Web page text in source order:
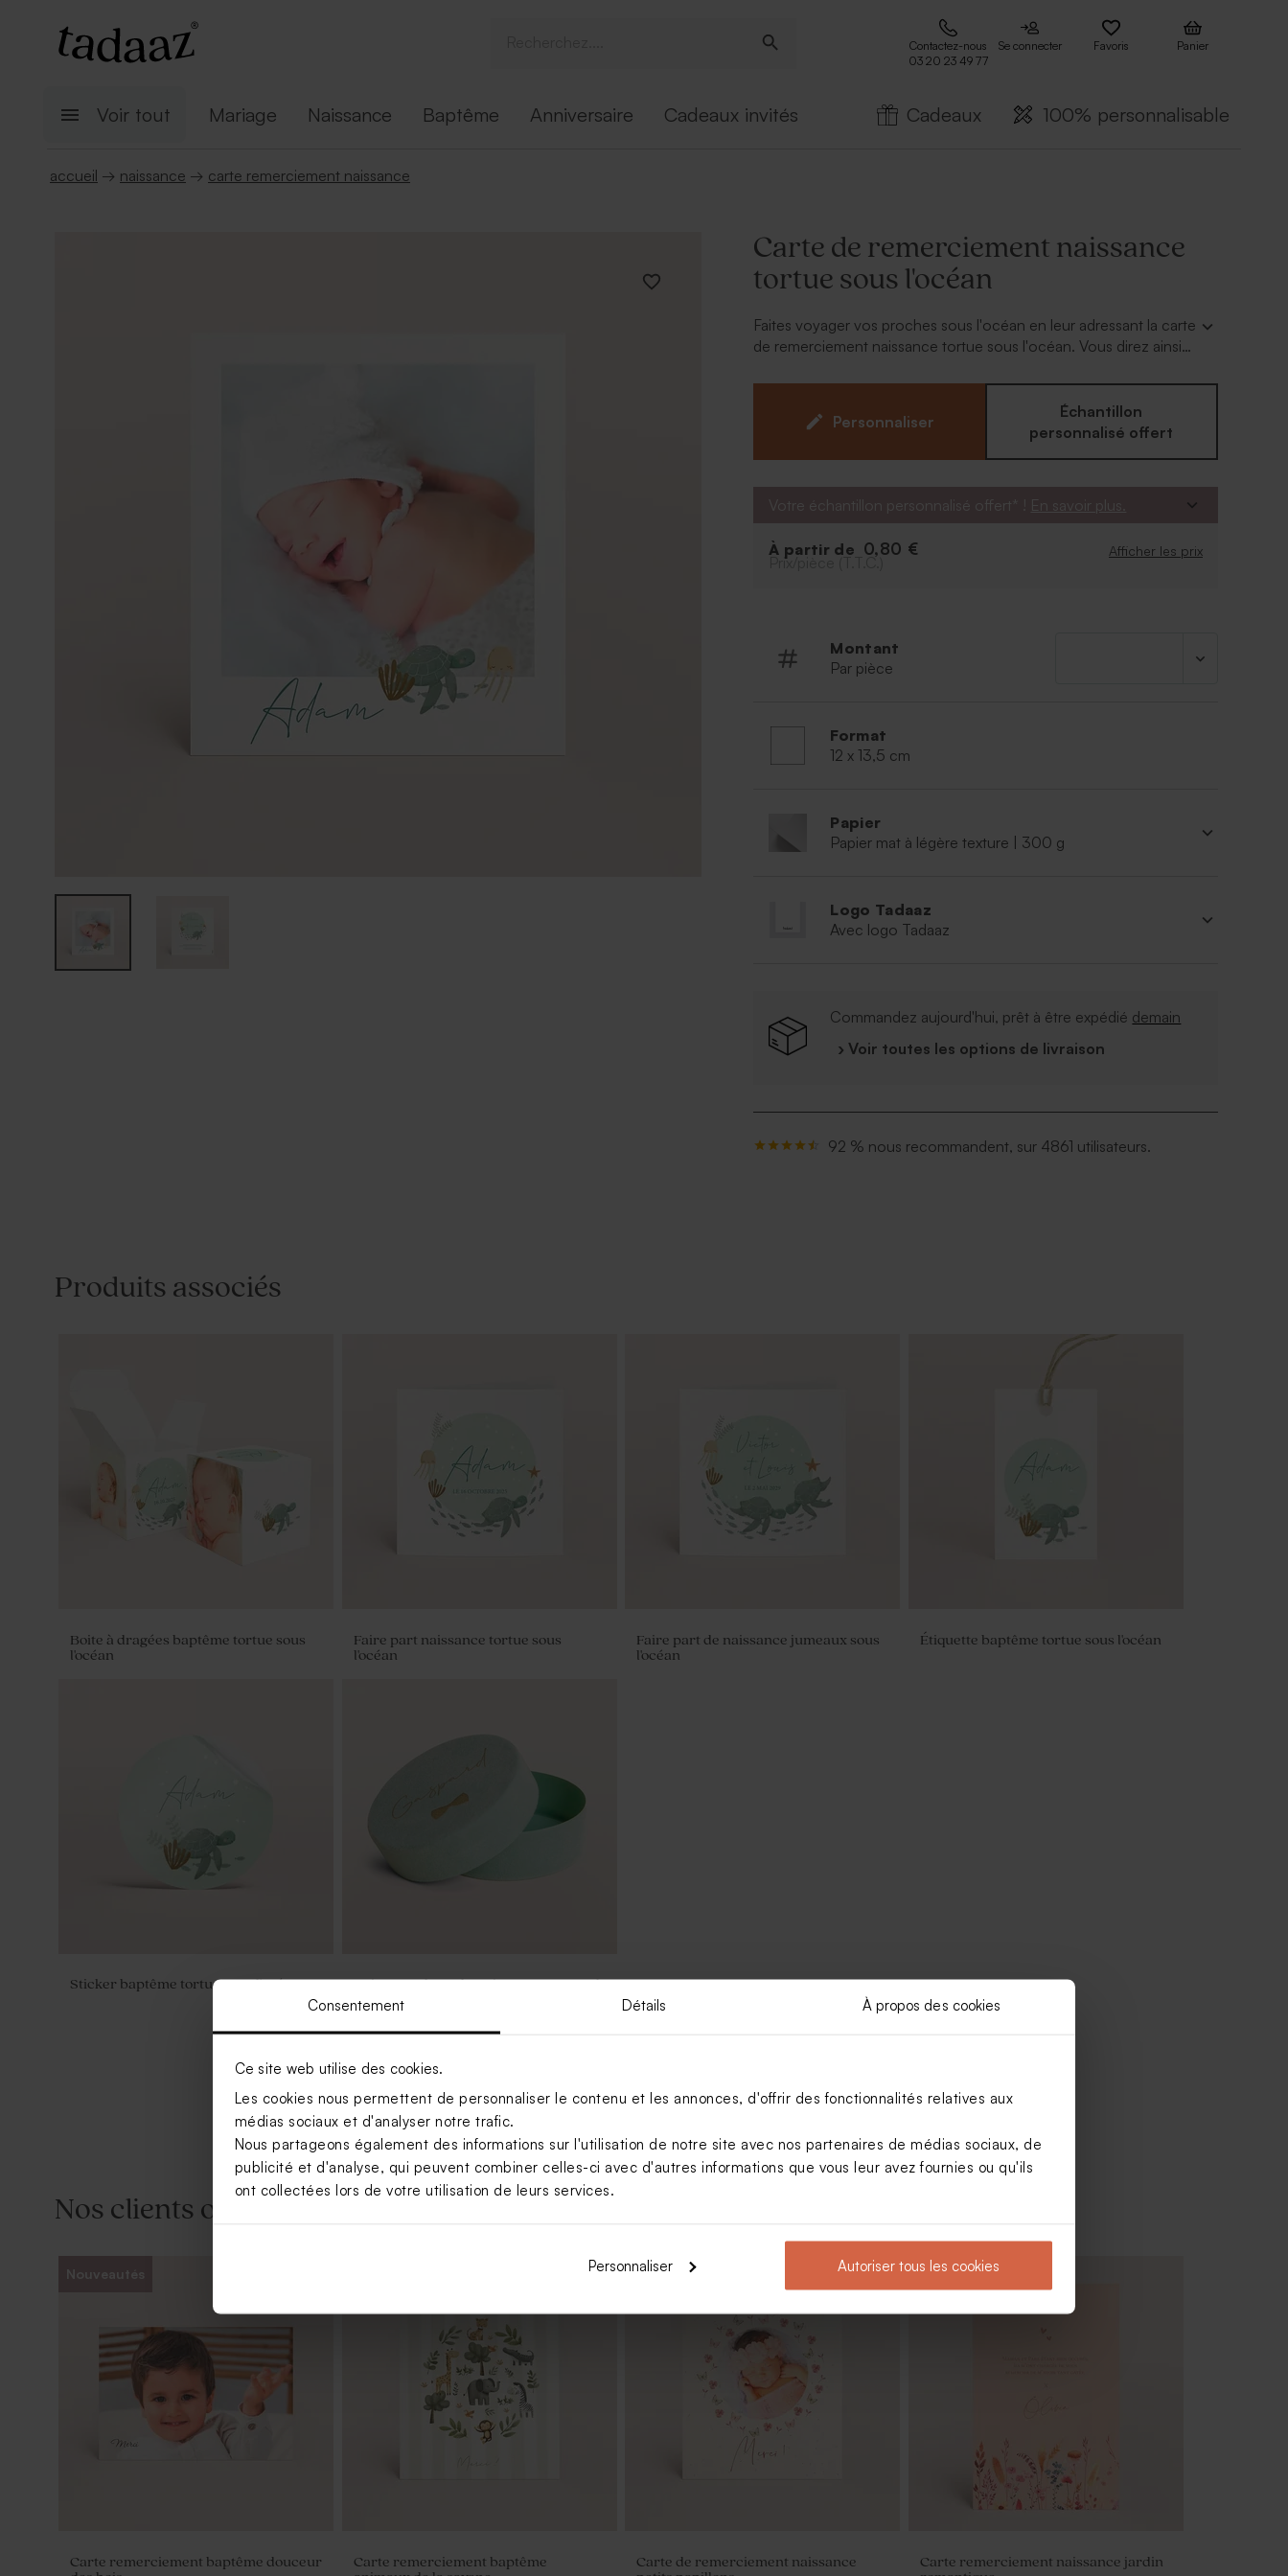
Consentement Détails À propos des cookies
Ce site web utilise des cookies.
Les cookies nous permettent de personnaliser le contenu et les annonces, d'offrir des fonctionnalités relatives aux
médias sociaux et d'analyser notre trafic.
Nous partageons également des informations sur l'utilisation de notre site avec nos partenaires de médias sociaux, de
publicité et d'analyse, qui peuvent combiner celles-ci avec d'autres informations que vous leur avez fournies ou qu'ils
ont collectées lors de votre utilisation de leurs services.
Personnaliser Autoriser tous les cookies
Contactez-nous
03 20 23 49 77
Se connecter Favoris Panier
Voir tout Mariage Naissance Baptême Anniversaire Cadeaux invités Cadeaux 100% personnalisable
accueil → naissance → carte remerciement naissance
Carte de remerciement naissance
tortue sous l'océan
Faites voyager vos proches sous l'océan en leur adressant la carte
de remerciement naissance tortue sous l'océan. Vous direz ainsi
jolis cadeaux reçus à l'occasion de la naissance de votre enfant.
Personnalisez la carte via notre outil en ligne avec un adorable
texte de remerciement ainsi qu'avec une photo de bébé. Cette
Personnaliser
Échantillon
personnalisé offert
Votre échantillon personnalisé offert* ! En savoir plus.
À partir de 0,80 € Afficher les prix
Prix/pièce (T.T.C.)
Montant
Par pièce
Format
12 x 13,5 cm
Papier
Papier mat à légère texture | 300 g
Logo Tadaaz
Avec logo Tadaaz
Commandez aujourd'hui, prêt à être expédié demain
› Voir toutes les options de livraison
92 % nous recommandent, sur 4861 utilisateurs.
Produits associés
Boite à dragées baptême tortue sous
l'océan
Faire part naissance tortue sous
l'océan
Faire part de naissance jumeaux sous
l'océan
Étiquette baptême tortue sous l'océan
Sticker baptême tortue sous l'océan
Boîte en velours baptême verte noeud
papillon avec gravure
Contenant plexi baptême doré
Contenant à dragées baptême cloche
Tube à bulles baptême vert eucalyptus
Nos clients ont aussi aimé...
Nouveautés
Carte remerciement baptême douceur
Carte remerciement baptême
Carte de remerciement naissance
Carte remerciement naissance jardin